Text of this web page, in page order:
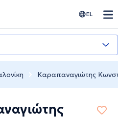
EL
Καραπαναγιώτης